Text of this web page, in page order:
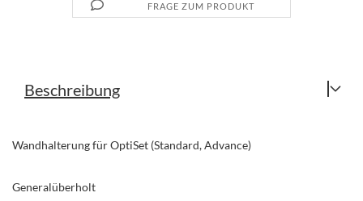
FRAGE ZUM PRODUKT
Beschreibung
Wandhalterung für OptiSet (Standard, Advance)
Generalüberholt